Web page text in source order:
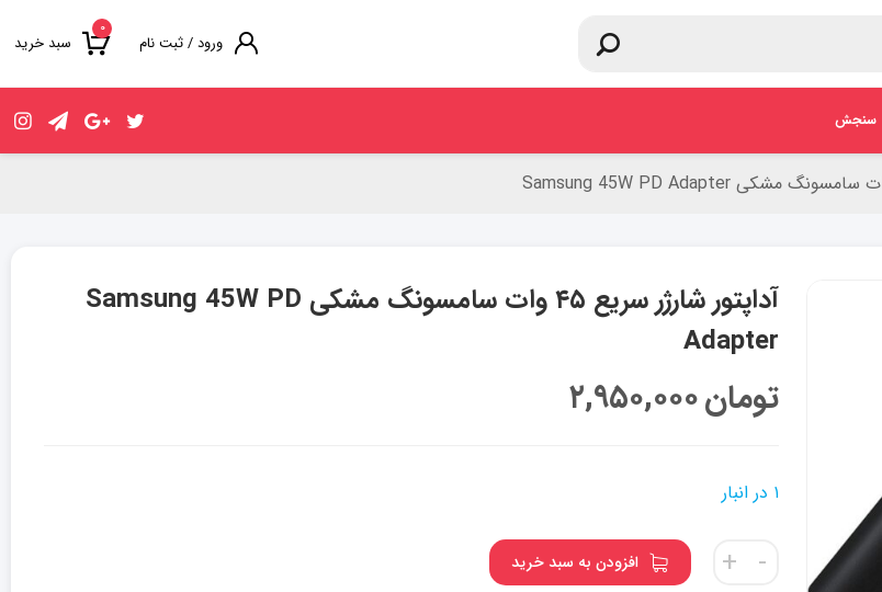
۰
سبد خرید ورود / ثبت نام
سنجش
آداپتور شارژر سریع ۴۵ وات سامسونگ مشکی Samsung 45W PD
Adapter
۲,۹۵۰,۰۰۰تومان
۱ در انبار
-
آداپتور
شارژر
+ افزودن به سبد خرید